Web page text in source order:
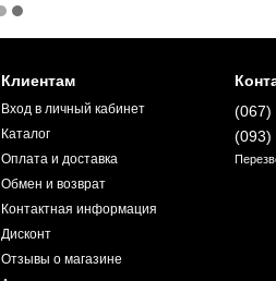
Клиентам
Вход в личный кабинет
Каталог
Оплата и доставка
Обмен и возврат
Контактная информация
Дисконт
Отзывы о магазине
(067)
(093)